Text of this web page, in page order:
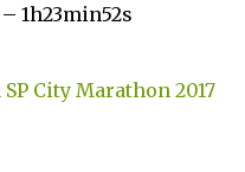
1h23min52s
City Marathon 2017